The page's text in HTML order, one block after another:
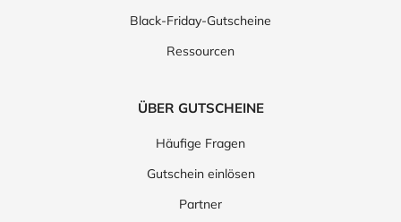
Black-Friday-Gutscheine
Ressourcen
ÜBER GUTSCHEINE
Häufige Fragen
Gutschein einlösen
Partner